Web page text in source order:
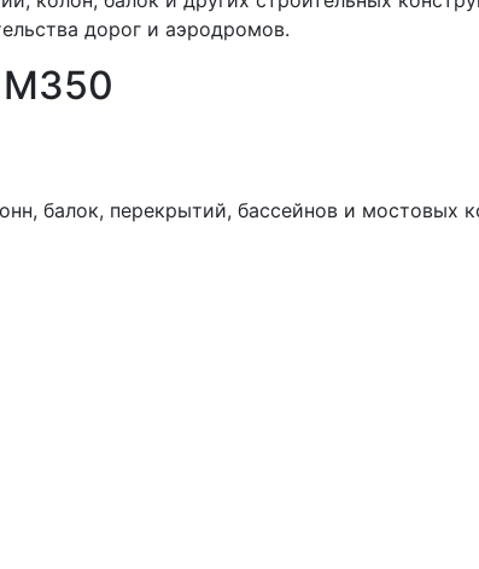
дорог и аэродромов.
М350
балок, перекрытий, бассейнов и мостовых